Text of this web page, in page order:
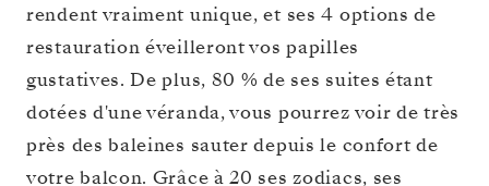
rendent vraiment unique, et ses 4 options de
restauration éveilleront vos papilles
gustatives. De plus, 80 % de ses suites étant
dotées d'une véranda, vous pourrez voir de très
près des baleines sauter depuis le confort de
votre balcon. Grâce à 20 ses zodiacs, ses